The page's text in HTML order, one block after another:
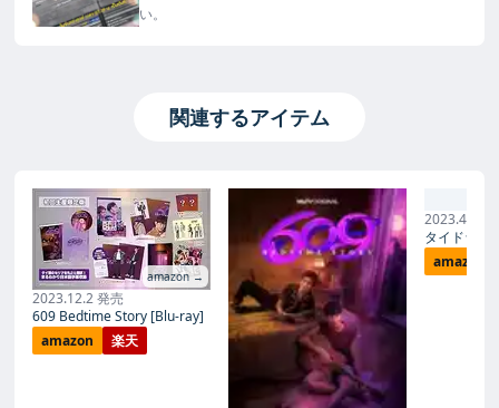
い。
関連するアイテム
amazon →
2023.12.2 発売
609 Bedtime Story [Blu-ray]
amazon
楽天
2023.4.4 発
タイドラマ
amazon